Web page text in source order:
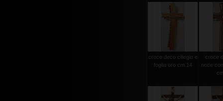
croce deco ciliegio e
foglia oro cm.14
croce
noce